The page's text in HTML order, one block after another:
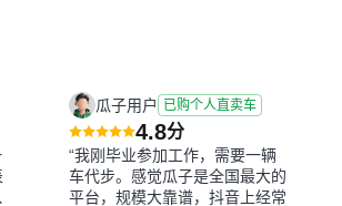
瓜子用户 已购个人直卖车
4.8分
“我刚毕业参加工作，需要一辆
车代步。感觉瓜子是全国最大的
平台，规模大靠谱，抖音上经常